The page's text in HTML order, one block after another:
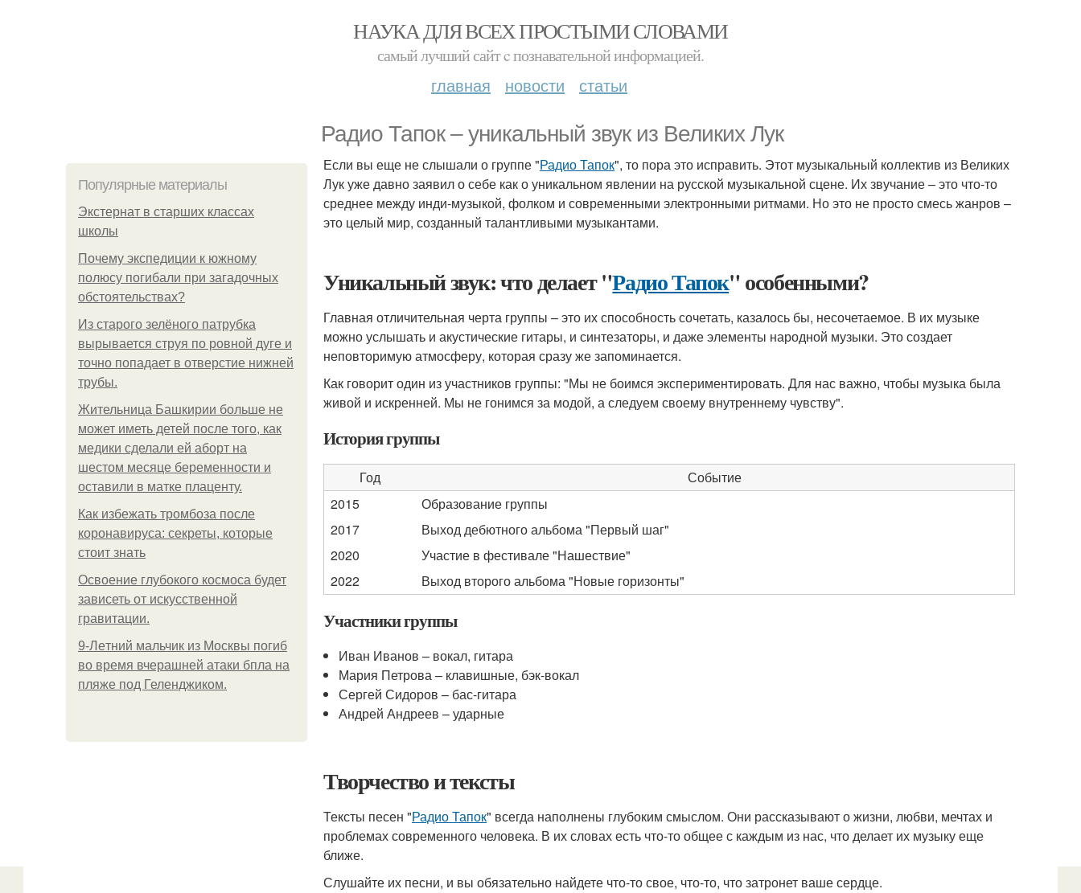
НАУКА ДЛЯ ВСЕХ ПРОСТЫМИ СЛОВАМИ
самый лучший сайт c познавательной информацией.
главная новости статьи
Радио Тапок – уникальный звук из Великих Лук
Популярные материалы
Экстернат в старших классах
школы
Почему экспедиции к южному
полюсу погибали при загадочных
обстоятельствах?
Из старого зелёного патрубка
вырывается струя по ровной дуге и
точно попадает в отверстие нижней
трубы.
Жительница Башкирии больше не
может иметь детей после того, как
медики сделали ей аборт на
шестом месяце беременности и
оставили в матке плаценту.
Как избежать тромбоза после
коронавируса: секреты, которые
стоит знать
Освоение глубокого космоса будет
зависеть от искусственной
гравитации.
9-Лeтний мaльчик из Москвы погиб
во время вчерашней атаки бпла на
пляже под Геленджиком.
Если вы еще не слышали о группе "Радио Тапок", то пора это исправить. Этот музыкальный коллектив из Великих
Лук уже давно заявил о себе как о уникальном явлении на русской музыкальной сцене. Их звучание – это что-то
среднее между инди-музыкой, фолком и современными электронными ритмами. Но это не просто смесь жанров –
это целый мир, созданный талантливыми музыкантами.
Уникальный звук: что делает "Радио Тапок" особенными?
Главная отличительная черта группы – это их способность сочетать, казалось бы, несочетаемое. В их музыке
можно услышать и акустические гитары, и синтезаторы, и даже элементы народной музыки. Это создает
неповторимую атмосферу, которая сразу же запоминается.
Как говорит один из участников группы: "Мы не боимся экспериментировать. Для нас важно, чтобы музыка была
живой и искренней. Мы не гонимся за модой, а следуем своему внутреннему чувству".
История группы
Год
Событие
2015
Образование группы
2017
Выход дебютного альбома "Первый шаг"
2020
Участие в фестивале "Нашествие"
2022
Выход второго альбома "Новые горизонты"
Участники группы
Иван Иванов – вокал, гитара
Мария Петрова – клавишные, бэк-вокал
Сергей Сидоров – бас-гитара
Андрей Андреев – ударные
Творчество и тексты
Тексты песен "Радио Тапок" всегда наполнены глубоким смыслом. Они рассказывают о жизни, любви, мечтах и
проблемах современного человека. В их словах есть что-то общее с каждым из нас, что делает их музыку еще
ближе.
Слушайте их песни, и вы обязательно найдете что-то свое, что-то, что затронет ваше сердце.